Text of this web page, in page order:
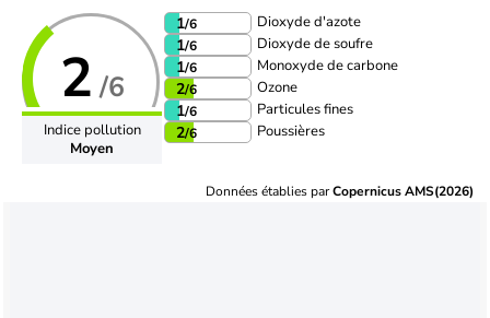
2 /6
Indice pollution
Moyen
1/6 Dioxyde d'azote
1/6 Dioxyde de soufre
1/6 Monoxyde de carbone
2/6 Ozone
1/6 Particules fines
2/6 Poussières
Données établies parCopernicus AMS(2026)